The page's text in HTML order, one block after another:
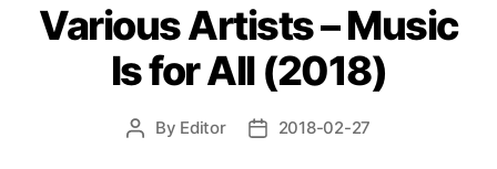
Various Artists – Music
Is for All (2018)
Post
By Editor
Post2018-02-27